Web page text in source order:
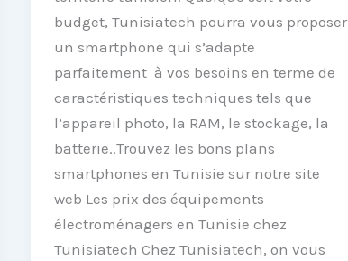
budget, Tunisiatech pourra vous proposer
un smartphone qui s’adapte
parfaitement à vos besoins en terme de
caractéristiques techniques tels que
l’appareil photo, la RAM, le stockage, la
batterie..Trouvez les bons plans
smartphones en Tunisie sur notre site
web Les prix des équipements
électroménagers en Tunisie chez
Tunisiatech Chez Tunisiatech, on vous